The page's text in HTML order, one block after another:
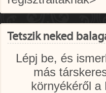
Tetszik neked
Lépj be, és
más
környékéről a